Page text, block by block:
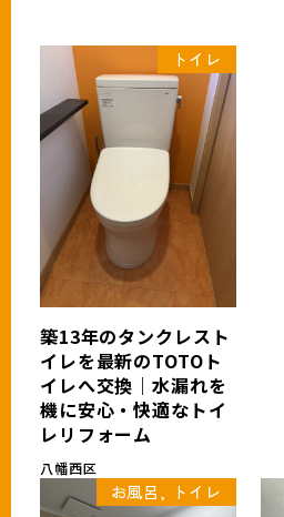
トイレ
築13年のタンクレスト
イレを最新のTOTOト
イレへ交換｜水漏れを
機に安心・快適なトイ
レリフォーム
八幡西区
お風呂, トイレ